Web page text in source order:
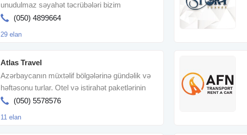
unudulmaz səyahət təcrübələri bizim
ünvanda.Səyahətləriniz
(050) 4899664
29 elan
Atlas Travel
Azərbaycanın müxtəlif bölgələrinə gündəlik və
həftəsonu turlar. Otel və istirahət paketlərinin
bronlaşdırılması
(050) 5578576
11 elan